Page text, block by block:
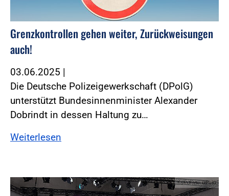
Grenzkontrollen gehen weiter, Zurückweisungen
auch!
03.06.2025 |
Die Deutsche Polizeigewerkschaft (DPolG)
unterstützt Bundesinnenminister Alexander
Dobrindt in dessen Haltung zu…
Weiterlesen
Foto:Foto: DPolG